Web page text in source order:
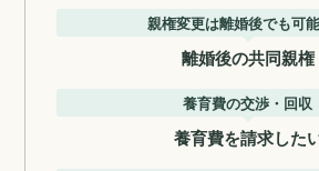
親権変更は離婚後でも可
離婚後の共同親権
養育費の交渉・回収
養育費を請求した